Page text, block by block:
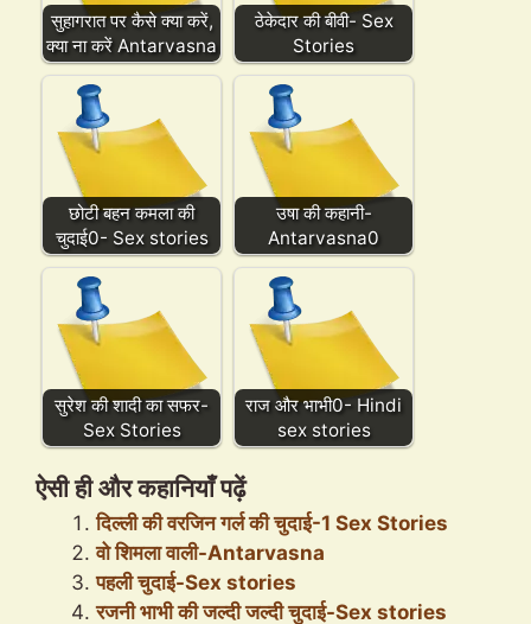
सुहागरात पर कैसे क्या करें,
क्या ना करें Antarvasna
ठेकेदार की बीवी- Sex
Stories
छोटी बहन कमला की
चुदाई0- Sex stories
उषा की कहानी-
Antarvasna0
सुरेश की शादी का सफर-
Sex Stories
राज और भाभी0- Hindi
sex stories
ऐसी ही और कहानियाँ पढ़ें
दिल्ली की वरजिन गर्ल की चुदाई-1 Sex Stories
वो शिमला वाली-Antarvasna
पहली चुदाई-Sex stories
रजनी भाभी की जल्दी जल्दी चुदाई-Sex stories